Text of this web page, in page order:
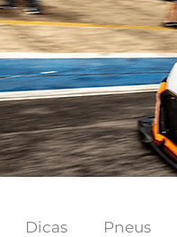
Dicas Pneus